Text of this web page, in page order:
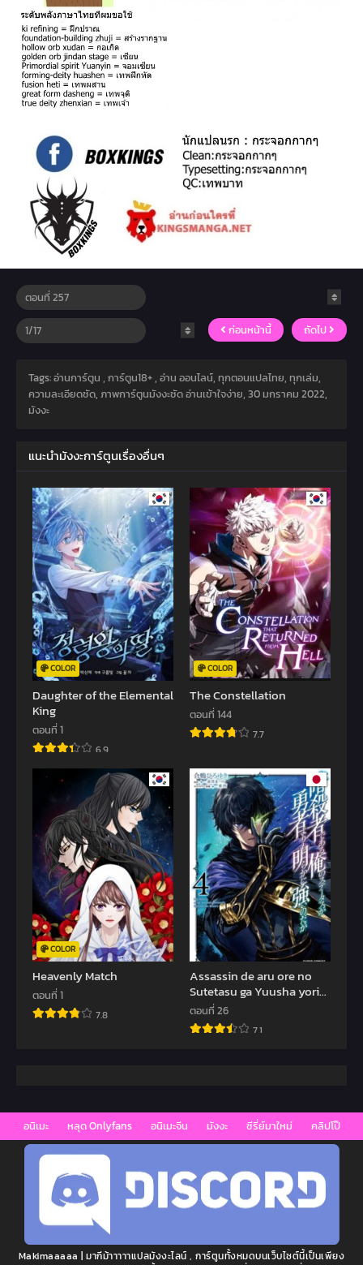
ก่อนหน้านี้ ถัดไป
Tags: อ่านการ์ตูน , การ์ตูน18+ , อ่าน ออนไลน์, ทุกตอนแปลไทย, ทุกเล่ม,
ความละเอียดชัด, ภาพการ์ตูนมังงะชัด อ่านเข้าใจง่าย, 30 มกราคม 2022,
มังงะ
แนะนำมังงะการ์ตูนเรื่องอื่นๆ
COLOR
Daughter of the Elemental
King
ตอนที่ 1
6.9
COLOR
The Constellation
ตอนที่ 144
7.7
COLOR
Heavenly Match
ตอนที่ 1
7.8
Assassin de aru ore no
Sutetasu ga Yuusha yori
mo Akiraka ni Tsuyoi
Nodaga
ตอนที่ 26
7.1
อนิเมะ หลุด Onlyfans อนิเมะจีน มังงะ ซีรี่ย์มาใหม่ คลิปโป๊
Makimaaaaa | มากีม้าาาาาแปลมังงะไลน์ , การ์ตูนทั้งหมดบนเว็บไซต์นี้เป็นเพียง